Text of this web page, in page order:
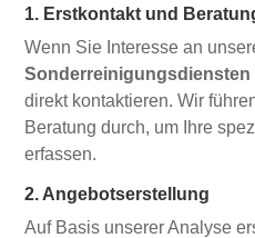
1. Erstkontakt und
Wenn Sie Interesse an
Sonderreinigungsdiensten
direkt kontaktieren. Wir
Beratung durch, um Ihre
erfassen.
2. Angebotserstellung
Auf Basis unserer Analyse